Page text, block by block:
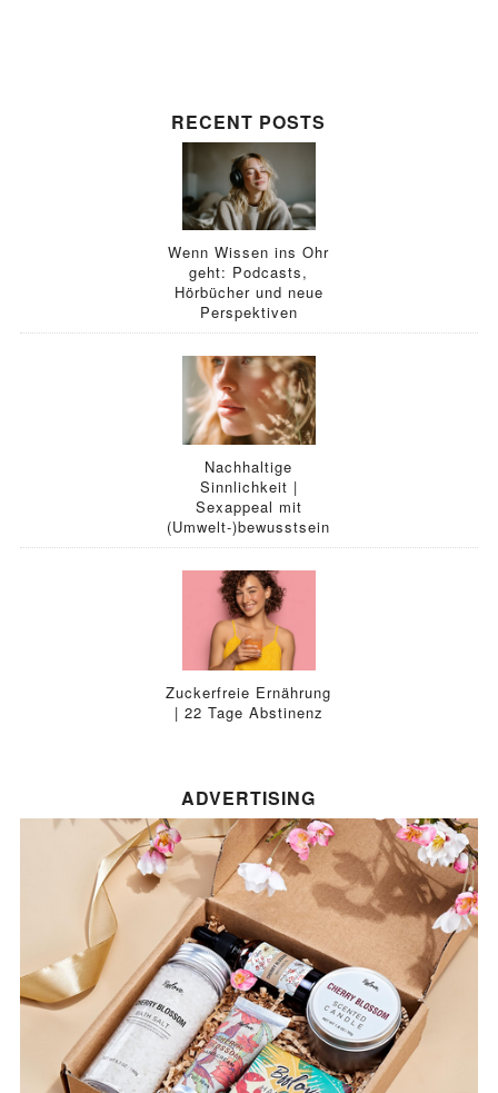
RECENT POSTS
Wenn Wissen ins Ohr
geht: Podcasts,
Hörbücher und neue
Perspektiven
Nachhaltige
Sinnlichkeit |
Sexappeal mit
(Umwelt-)bewusstsein
Zuckerfreie Ernährung
| 22 Tage Abstinenz
ADVERTISING